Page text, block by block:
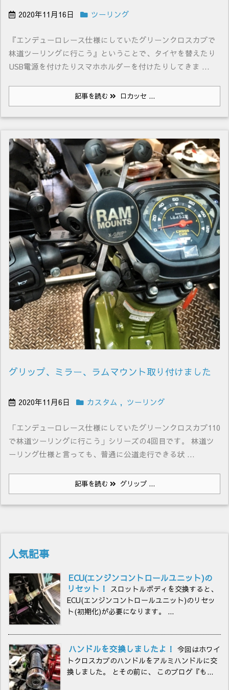
2020年11月16日 ツーリング
『エンデューロレース仕様にしていたグリーンクロスカブで
林道ツーリングに行こう』ということで、タイヤを替えたり
USB電源を付けたりスマホホルダーを付けたりしてきま ...
記事を読む ロカッセ ...
グリップ、ミラー、ラムマウント取り付けました
2020年11月6日 カスタム , ツーリング
「エンデューロレース仕様にしていたグリーンクロスカブ110
で林道ツーリングに行こう」シリーズの4回目です。 林道ツ
ーリング仕様と言っても、普通に公道走行できる状 ...
記事を読む グリップ ...
人気記事
ECU(エンジンコントロールユニット)の
リセット！ スロットルボディを交換すると、
ECU(エンジンコントロールユニット)のリセッ
ト(初期化)が必要になります。 ...
ハンドルを交換しましたよ！ 今回はホワイ
トクロスカブのハンドルをアルミハンドルに交
換しました。 とその前に、 このブログ『も...